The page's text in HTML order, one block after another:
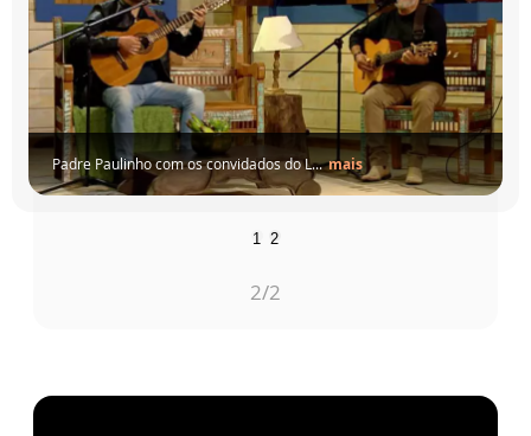
Padre Paulinho com os convidados do L... mais
1 2
1/2